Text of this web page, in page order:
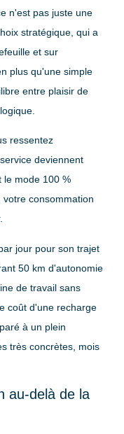
n'est pas juste une
stratégique, qui a
et sur
plus qu'une simple
entre plaisir de
ressentez
deviennent
le mode 100 %
consommation
jour pour son trajet
50 km d'autonomie
de travail sans
coût d'une recharge
à un plein
très concrètes, mois
au-delà de la